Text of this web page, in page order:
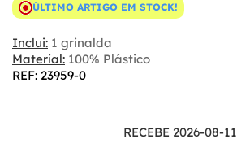
ÚLTIMO ARTIGO EM STOCK!
Inclui: 1 grinalda
Material: 100% Plástico
REF: 23959-0
RECEBE 2026-08-11